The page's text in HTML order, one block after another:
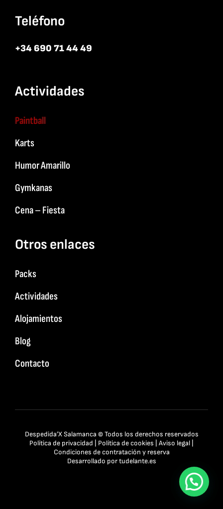
Teléfono
+34 690 71 44 49
Actividades
Paintball
Karts
Humor Amarillo
Gymkanas
Cena – Fiesta
Otros enlaces
Packs
Actividades
Alojamientos
Blog
Contacto
Despedida’X Salamanca © Todos los derechos reservados
Política de privacidad
Política de cookies Aviso legal
Condiciones de contratación y reserva
Desarrollado portudelante.es